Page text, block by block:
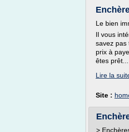
Le bien
Il vous
savez pas
prix à
êtes prêt...
Lire la
Site :
>